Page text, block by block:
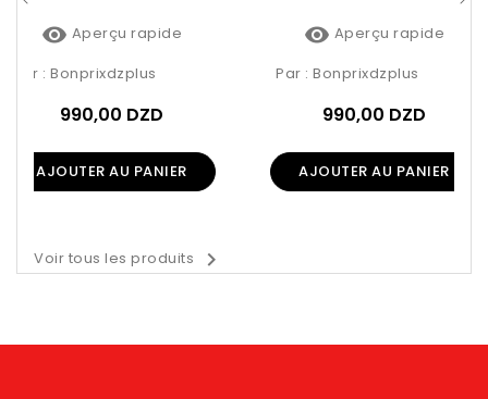
 Aperçu rapide
Par : Bonprixdzplus
990,00 DZD
AJOUTER AU PANIER
 Aperçu rapide
Par : Bonprixdzplus
990,00 DZD
AJOUTER AU PANIER
Voir tous les produits 